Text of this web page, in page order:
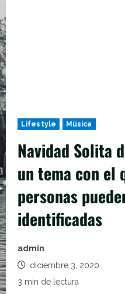
Lifestyle Música
Navidad Solita
un tema con el
personas
identificadas
admin
diciembre 3, 2020
3 min de lectura